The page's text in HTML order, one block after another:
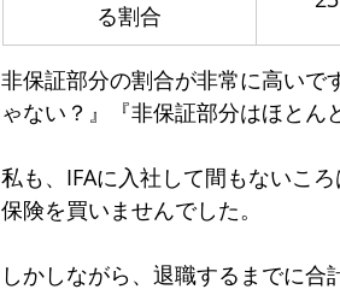
る割合
非保証部分の割合が非常に高いで
ゃない？』『非保証部分はほとん
私も、IFAに入社して間もないこ
保険を買いませんでした。
しかしながら、退職するまでに合